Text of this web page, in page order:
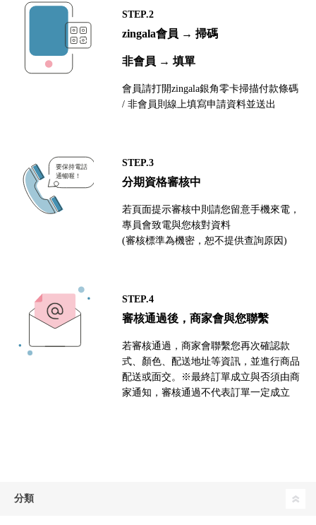
STEP.2
zingala會員 → 掃碼
非會員 → 填單
會員請打開zingala銀角零卡掃描付款條碼
/ 非會員則線上填寫申請資料並送出
STEP.3
分期資格審核中
若頁面提示審核中則請您留意手機來電，
專員會致電與您核對資料
(審核標準為機密，恕不提供查詢原因)
STEP.4
審核通過後，商家會與您聯繫
若審核通過，商家會聯繫您再次確認款
式、顏色、配送地址等資訊，並進行商品
配送或面交。※最終訂單成立與否須由商
家通知，審核通過不代表訂單一定成立
分類